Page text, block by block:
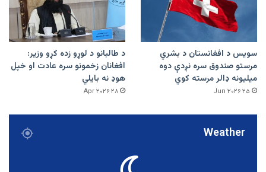
سویس د افغانستان د بشري
مرستو صندوق سره نږدې دوه
میلیونه ډالر مرسته کوي
۲۵ Jun ۲۰۲۶
د طالبانو د لوړو زده کړو وزیر:
افغانان زخمونو سره عادت او خپل
هوډ نه بایلي
۲۸ Apr ۲۰۲۶
Weather